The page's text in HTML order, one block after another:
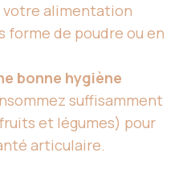
votre alimentation
forme de poudre ou en
bonne hygiène
suffisamment
et légumes) pour
articulaire.